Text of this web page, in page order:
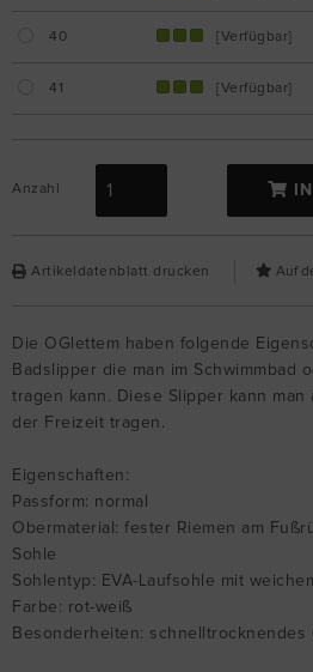
40 [Verfügbar]
41 [Verfügbar]
Anzahl
Artikeldatenblatt drucken
Die OGlettem haben folgende
Badslipper die man im Schwimmbad
tragen kann. Diese Slipper kann
der Freizeit tragen.
Eigenschaften:
Passform: normal
Obermaterial: fester Riemen am
Sohle
Sohlentyp: EVA-Laufsohle mit
Farbe: rot-weiß
Besonderheiten: schnelltrocknendes